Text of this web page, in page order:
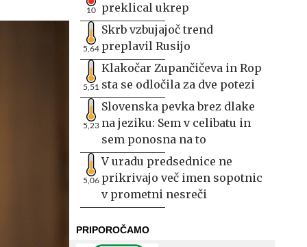
10
preklical ukrep
5,64
Skrb vzbujajoč trend
preplavil Rusijo
5,51
Klakočar Zupančičeva in Rop
sta se odločila za dve potezi
5,23
Slovenska pevka brez dlake
na jeziku: Sem v celibatu in
sem ponosna na to
5,06
V uradu predsednice ne
prikrivajo več imen sopotnic
v prometni nesreči